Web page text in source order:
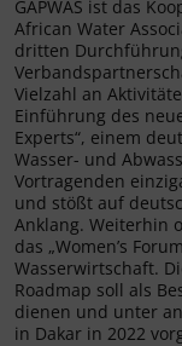
GAPWAS ist das
African Water
dritten
Vielzahl an
Einführung des
Experts“, einem
Wasser- und
Vortragenden
und stößt auf
Anklang. Weiterhin
das „Women’s
Wasserwirtschaft.
Roadmap soll als
dienen und unter
in Dakar in 2022